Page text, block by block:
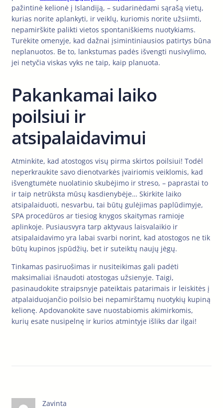
pažintinė kelionė į Islandiją, – sudarinėdami sąrašą vietų,
kurias norite aplankyti, ir veiklų, kuriomis norite užsiimti,
nepamirškite palikti vietos spontaniškiems nuotykiams.
Turėkite omenyje, kad dažnai įsimintiniausios patirtys būna
neplanuotos. Be to, lankstumas padės išvengti nusivylimo,
jei netyčia viskas vyks ne taip, kaip planuota.
Pakankamai laiko
poilsiui ir
atsipalaidavimui
Atminkite, kad atostogos visų pirma skirtos poilsiui! Todėl
neperkraukite savo dienotvarkės įvairiomis veiklomis, kad
išvengtumėte nuolatinio skubėjimo ir streso, – paprastai to
ir taip netrūksta mūsų kasdienybėje… Skirkite laiko
atsipalaiduoti, nesvarbu, tai būtų gulėjimas paplūdimyje,
SPA procedūros ar tiesiog knygos skaitymas ramioje
aplinkoje. Pusiausvyra tarp aktyvaus laisvalaikio ir
atsipalaidavimo yra labai svarbi norint, kad atostogos ne tik
būtų kupinos įspūdžių, bet ir suteiktų naujų jėgų.
Tinkamas pasiruošimas ir nusiteikimas gali padėti
maksimaliai išnaudoti atostogas užsienyje. Taigi,
pasinaudokite straipsnyje pateiktais patarimais ir leiskitės į
atpalaiduojančio poilsio bei nepamirštamų nuotykių kupiną
kelionę. Apdovanokite save nuostabiomis akimirkomis,
kurių esate nusipelnę ir kurios atmintyje išliks dar ilgai!
Zavinta